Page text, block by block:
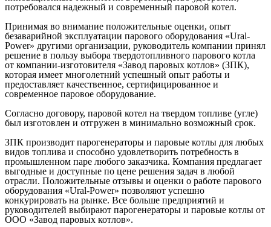
потребовался надежный и современный паровой котел.
Принимая во внимание положительные оценки, опыт
безаварийной эксплуатации парового оборудования «Ural-
Power» другими организации, руководитель компании принял
решение в пользу выбора твердотопливного парового котла
от компании-изготовителя «Завод паровых котлов» (ЗПК),
которая имеет многолетний успешный опыт работы и
предоставляет качественное, сертифицированное и
современное паровое оборудование.
Согласно договору, паровой котел на твердом топливе (угле)
был изготовлен и отгружен в минимально возможный срок.
ЗПК производит парогенераторы и паровые котлы для любых
видов топлива и способно удовлетворить потребность в
промышленном паре любого заказчика. Компания предлагает
выгодные и доступные по цене решения задач в любой
отрасли. Положительные отзывы и оценки о работе парового
оборудования «Ural-Power» позволяют успешно
конкурировать на рынке. Все больше предприятий и
руководителей выбирают парогенераторы и паровые котлы от
ООО «Завод паровых котлов».